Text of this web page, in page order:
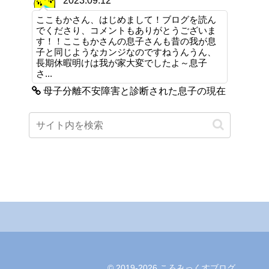
ここもかさん、はじめまして！ブログを読ん
でくださり、コメントもありがとうございま
す！！ここもかさんの息子さんも昔の我が息
子と同じようなカンジなのですねうんうん、
長期休暇明けは我が家大変でしたよ～息子
さ...
母子分離不安障害と診断された息子の現在